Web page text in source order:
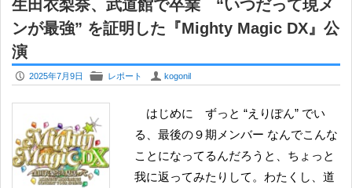
生田衣梨奈、武道館で卒業 “いつだって現メ
ンが最強” を証明した『Mighty Magic DX』公
演
P 2025年7月9日 F レポート U kogonil
はじめに ずっと “えりぽん” でい
る、最後の９期メンバー なんでこんな
ことになってるんだろうと、ちょっと
我に返ってみたりして。わたくし、道